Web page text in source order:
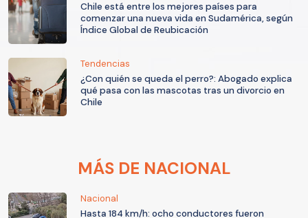
Chile está entre los mejores países para
comenzar una nueva vida en Sudamérica, según
Índice Global de Reubicación
Tendencias
¿Con quién se queda el perro?: Abogado explica
qué pasa con las mascotas tras un divorcio en
Chile
MÁS DE NACIONAL
Nacional
Hasta 184 km/h: ocho conductores fueron